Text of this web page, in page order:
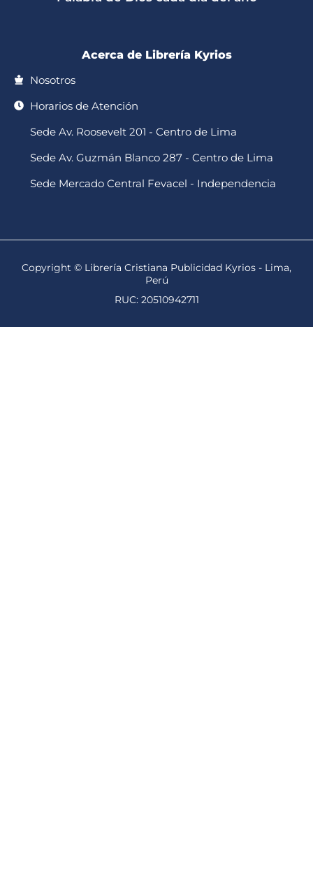
Acerca de Librería Kyrios
Nosotros
Horarios de Atención
Sede Av. Roosevelt 201 - Centro de Lima
Sede Av. Guzmán Blanco 287 - Centro de Lima
Sede Mercado Central Fevacel - Independencia
Copyright © Librería Cristiana Publicidad Kyrios - Lima,
Perú
RUC: 20510942711